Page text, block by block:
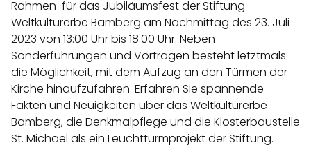
Rahmen für das Jubiläumsfest der Stiftung
Weltkulturerbe Bamberg am Nachmittag des 23. Juli
2023 von 13:00 Uhr bis 18:00 Uhr. Neben
Sonderführungen und Vorträgen besteht letztmals
die Möglichkeit, mit dem Aufzug an den Türmen der
Kirche hinaufzufahren. Erfahren Sie spannende
Fakten und Neuigkeiten über das Weltkulturerbe
Bamberg, die Denkmalpflege und die Klosterbaustelle
St. Michael als ein Leuchtturmprojekt der Stiftung.